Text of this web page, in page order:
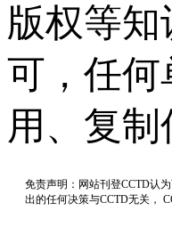
版权等
可，任何
用、复
免责声明：网站刊登CCTD认
出的任何决策与CCTD无关，